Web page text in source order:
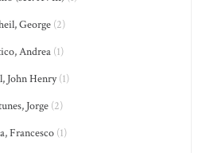
George (2)
Andrea(1)
John Henry(1)
Jorge(2)
Francesco (1)